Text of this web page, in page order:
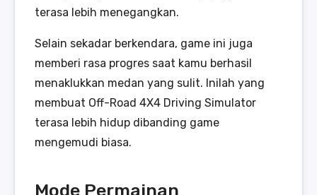
terasa lebih menegangkan.
Selain sekadar berkendara, game ini juga
memberi rasa progres saat kamu berhasil
menaklukkan medan yang sulit. Inilah yang
membuat Off-Road 4X4 Driving Simulator
terasa lebih hidup dibanding game
mengemudi biasa.
Mode Permainan